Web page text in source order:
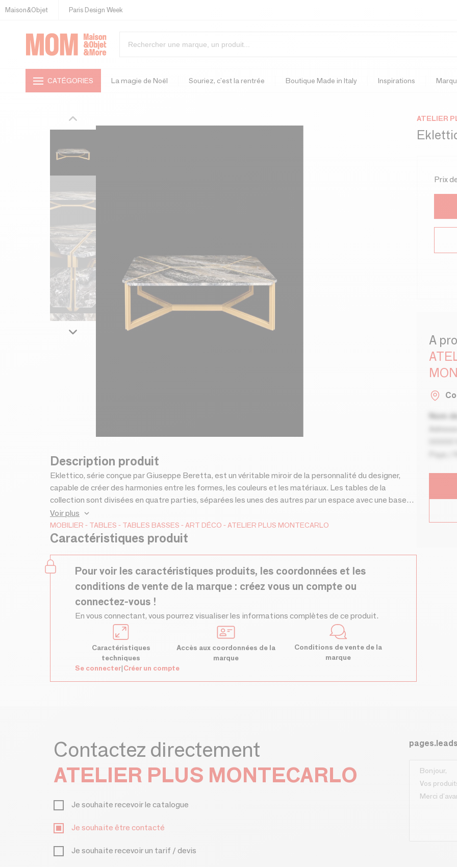
Maison&Objet Paris Design Week
CATÉGORIES La magie de Noël Souriez, c'est la rentrée Boutique Made in Italy Inspirations
Description produit
Eklettico, série conçue par Giuseppe Beretta, est un véritable miroir de la personnalité du designer,
capable de créer des harmonies entre les formes, les couleurs et les matériaux. Les tables de la
collection sont divisées en quatre parties, séparées les unes des autres par un espace avec une base
en métal. Disponibles en marbre Sant Laurent, Arabescato Grigio, Panda White et Sahara Noir, les trois
éléments d'Eklettico se caractérisent par une forme aux lignes droites qui donnent un aspect anguleux,
combinée à des couleurs sombres qui rendent le produit élégant et raffiné.
Voir plus
MOBILIER TABLES TABLES BASSES ART DÉCO ATELIER PLUS MONTECARLO
Caractéristiques produit
Pour voir les caractéristiques produits, les coordonnées et les
conditions de vente de la marque : créez vous un compte ou
connectez-vous !
En vous connectant, vous pourrez visualiser les informations complètes de ce produit.
Caractéristiques
techniques
Accès aux coordonnées de la
marque
Conditions de vente de la
marque
Se connecter|Créer un compte
ATELIER
Prix
A
Nom
Pays /
Contactez directement
ATELIER PLUS MONTECARLO
Je souhaite recevoir le catalogue
Je souhaite être contacté
Je souhaite recevoir un tarif / devis